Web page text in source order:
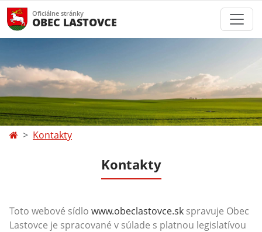
Oficiálne stránky
OBEC LASTOVCE
Kontakty
Kontakty
Toto webové sídlo www.obeclastovce.sk spravuje Obec
Lastovce je spracované v súlade s platnou legislatívou